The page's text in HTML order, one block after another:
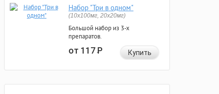
Набор "Три в одном"
(10x100мг, 20x20мг)
Большой набор из 3-х
препаратов.
от 117Р Купить